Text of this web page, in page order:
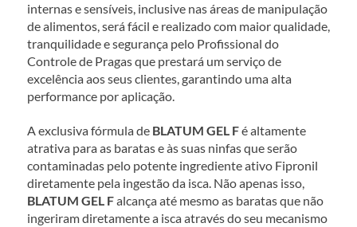
internas e sensíveis, inclusive nas áreas de manipulação
de alimentos, será fácil e realizado com maior qualidade,
tranquilidade e segurança pelo Profissional do
Controle de Pragas que prestará um serviço de
excelência aos seus clientes, garantindo uma alta
performance por aplicação.
A exclusiva fórmula de BLATUM GEL F é altamente
atrativa para as baratas e às suas ninfas que serão
contaminadas pelo potente ingrediente ativo Fipronil
BLATUM GEL F alcança até mesmo as baratas que não
ingeriram diretamente a isca através do seu mecanismo